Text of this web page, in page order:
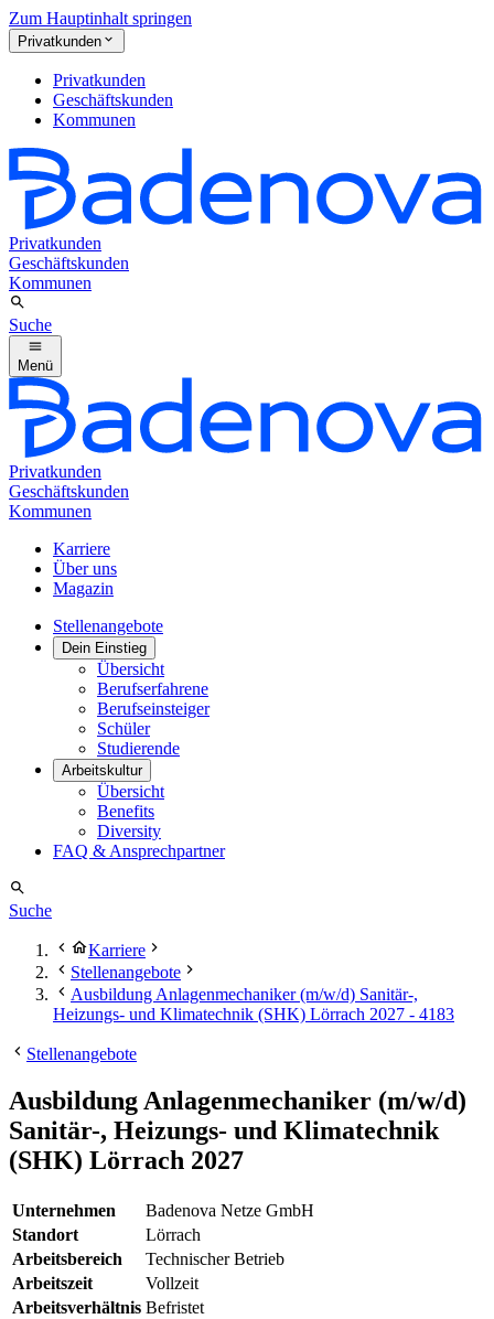
Zum Hauptinhalt springen
Privatkunden
Privatkunden
Geschäftskunden
Kommunen
Privatkunden
Geschäftskunden
Kommunen
Suche
Menü
Privatkunden
Geschäftskunden
Kommunen
Karriere
Über uns
Magazin
Stellenangebote
Dein Einstieg
Übersicht
Berufserfahrene
Berufseinsteiger
Schüler
Studierende
Arbeitskultur
Übersicht
Benefits
Diversity
FAQ & Ansprechpartner
Suche
Karriere
Stellenangebote
Ausbildung Anlagenmechaniker (m/w/d) Sanitär-,
Heizungs- und Klimatechnik (SHK) Lörrach 2027 - 4183
Stellenangebote
Ausbildung Anlagenmechaniker (m/w/d)
Sanitär-, Heizungs- und Klimatechnik
(SHK) Lörrach 2027
Unternehmen
Badenova Netze GmbH
Standort
Lörrach
Arbeitsbereich
Technischer Betrieb
Arbeitszeit
Vollzeit
Arbeitsverhältnis Befristet